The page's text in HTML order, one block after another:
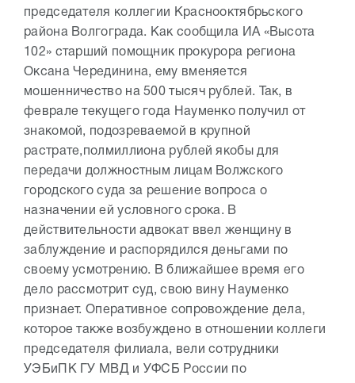
председателя коллегии Краснооктябрьского
района Волгограда. Как сообщила ИА «Высота
102» старший помощник прокурора региона
Оксана Черединина, ему вменяется
мошенничество на 500 тысяч рублей. Так, в
феврале текущего года Науменко получил от
знакомой, подозреваемой в крупной
растрате,полмиллиона рублей якобы для
передачи должностным лицам Волжского
городского суда за решение вопроса о
назначении ей условного срока. В
действительности адвокат ввел женщину в
заблуждение и распорядился деньгами по
своему усмотрению. В ближайшее время его
дело рассмотрит суд, свою вину Науменко
признает. Оперативное сопровождение дела,
которое также возбуждено в отношении коллеги
председателя филиала, вели сотрудники
УЭБиПК ГУ МВД и УФСБ России по